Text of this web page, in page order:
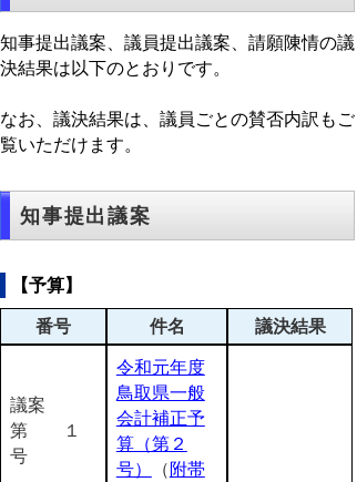
知事提出議案、議員提出議案、請願陳情の議
決結果は以下のとおりです。
なお、議決結果は、議員ごとの賛否内訳もご
覧いただけます。
知事提出議案
【予算】
番号 件名 議決結果
議案
第 １
号
令和元年度
鳥取県一般
会計補正予
算（第２
号）
（ 附帯